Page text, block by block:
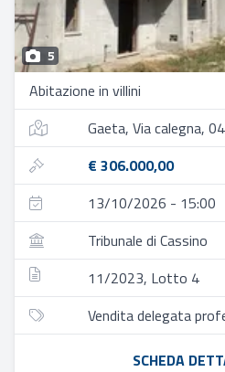
5
Abitazione in villini
Gaeta, Via calegna,
€ 306.000,00
13/10/2026 - 15:00
Tribunale di Cassino
11/2023, Lotto 4
Vendita delegata
SCHEDA